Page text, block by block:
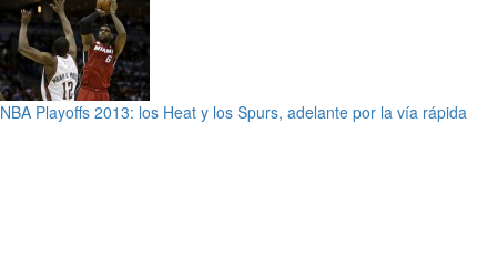
NBA Playoffs 2013: los Heat y los Spurs, adelante por la vía rápida